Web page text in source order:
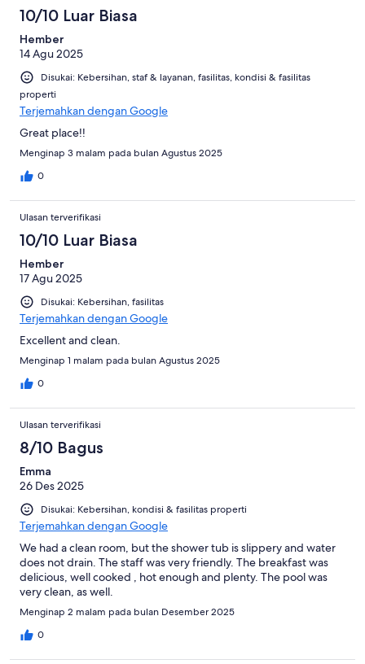
10/10 Luar Biasa
Hember
14 Agu 2025
Disukai: Kebersihan, staf & layanan, fasilitas, kondisi & fasilitas
properti
Terjemahkan dengan Google
Great place!!
Menginap 3 malam pada bulan Agustus 2025
0
Ulasan terverifikasi
10/10 Luar Biasa
Hember
17 Agu 2025
Disukai: Kebersihan, fasilitas
Terjemahkan dengan Google
Excellent and clean.
Menginap 1 malam pada bulan Agustus 2025
0
Ulasan terverifikasi
8/10 Bagus
Emma
26 Des 2025
Disukai: Kebersihan, kondisi & fasilitas properti
Terjemahkan dengan Google
We had a clean room, but the shower tub is slippery and water
does not drain. The staff was very friendly. The breakfast was
delicious, well cooked , hot enough and plenty. The pool was
very clean, as well.
Menginap 2 malam pada bulan Desember 2025
0